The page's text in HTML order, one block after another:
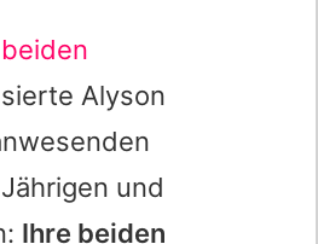
beiden
Alyson
und
Ihre beiden